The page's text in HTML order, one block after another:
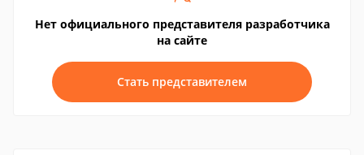
Нет официального представителя разработчика
на сайте
Стать представителем